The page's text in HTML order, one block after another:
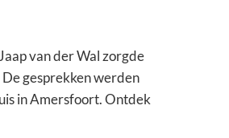
van der Wal zorgde
gesprekken werden
in Amersfoort. Ontdek